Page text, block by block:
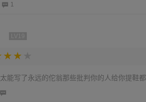
1
太能写了永远的佗翁那些批判你的人给你提鞋